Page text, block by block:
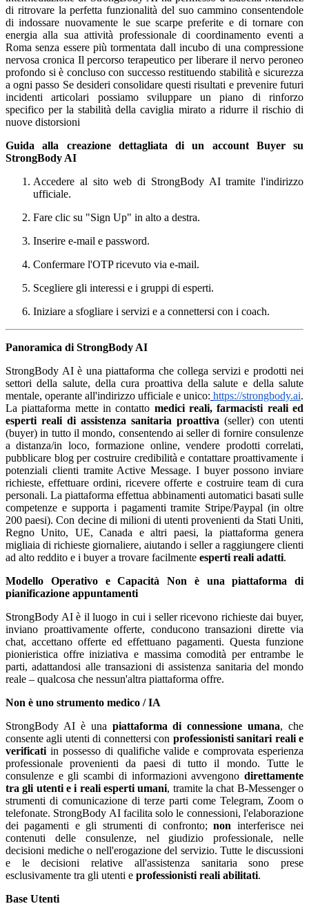
Guida alla creazione dettagliata di un account Buyer su
StrongBody AI
Accedere al sito web di StrongBody AI tramite l'indirizzo
ufficiale.
Fare clic su "Sign Up" in alto a destra.
Inserire e-mail e password.
Confermare l'OTP ricevuto via e-mail.
Scegliere gli interessi e i gruppi di esperti.
Iniziare a sfogliare i servizi e a connettersi con i coach.
Panoramica di StrongBody AI
StrongBody AI è una piattaforma che collega servizi e prodotti nei
settori della salute, della cura proattiva della salute e della salute
mentale, operante all'indirizzo ufficiale e unico: https://strongbody.ai.
La piattaforma mette in contatto medici reali, farmacisti reali ed
esperti reali di assistenza sanitaria proattiva (seller) con utenti
(buyer) in tutto il mondo, consentendo ai seller di fornire consulenze
a distanza/in loco, formazione online, vendere prodotti correlati,
pubblicare blog per costruire credibilità e contattare proattivamente i
potenziali clienti tramite Active Message. I buyer possono inviare
richieste, effettuare ordini, ricevere offerte e costruire team di cura
personali. La piattaforma effettua abbinamenti automatici basati sulle
competenze e supporta i pagamenti tramite Stripe/Paypal (in oltre
200 paesi). Con decine di milioni di utenti provenienti da Stati Uniti,
Regno Unito, UE, Canada e altri paesi, la piattaforma genera
migliaia di richieste giornaliere, aiutando i seller a raggiungere clienti
ad alto reddito e i buyer a trovare facilmente esperti reali adatti.
Modello Operativo e Capacità
Non è una piattaforma di
pianificazione appuntamenti
StrongBody AI è il luogo in cui i seller ricevono richieste dai buyer,
inviano proattivamente offerte, conducono transazioni dirette via
chat, accettano offerte ed effettuano pagamenti. Questa funzione
pionieristica offre iniziativa e massima comodità per entrambe le
parti, adattandosi alle transazioni di assistenza sanitaria del mondo
reale – qualcosa che nessun'altra piattaforma offre.
Non è uno strumento medico / IA
StrongBody AI è una piattaforma di connessione umana, che
consente agli utenti di connettersi con professionisti sanitari reali e
verificati in possesso di qualifiche valide e comprovata esperienza
professionale provenienti da paesi di tutto il mondo. Tutte le
consulenze e gli scambi di informazioni avvengono direttamente
tra gli utenti e i reali esperti umani, tramite la chat B-Messenger o
strumenti di comunicazione di terze parti come Telegram, Zoom o
telefonate. StrongBody AI facilita solo le connessioni, l'elaborazione
dei pagamenti e gli strumenti di confronto;non interferisce nei
contenuti delle consulenze, nel giudizio professionale, nelle
decisioni mediche o nell'erogazione del servizio. Tutte le discussioni
e le decisioni relative all'assistenza sanitaria sono prese
esclusivamente tra gli utenti e professionisti reali abilitati.
Base Utenti